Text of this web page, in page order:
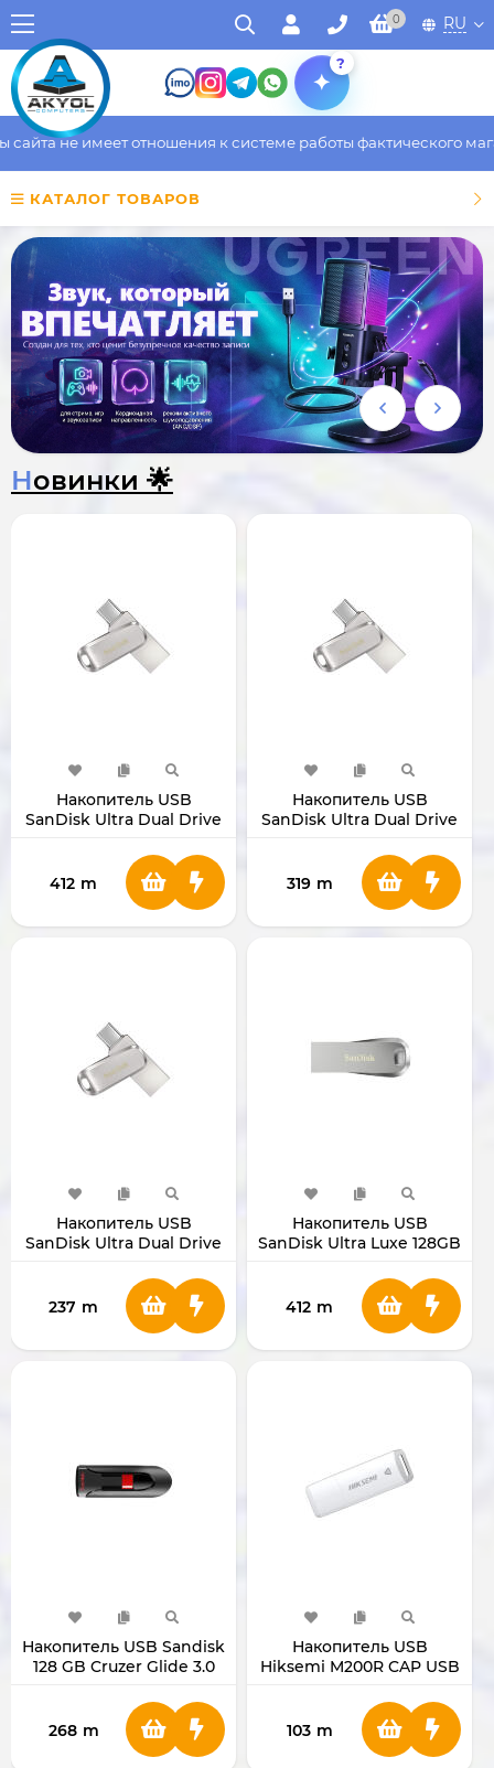
0 RU
?
отношения к системе работы фактического магазина.
КАТАЛОГ ТОВАРОВ
Новинки 🌟
Накопитель USB
SanDisk Ultra Dual Drive
412 m
Накопитель USB
SanDisk Ultra Dual Drive
319 m
Накопитель USB
SanDisk Ultra Dual Drive
237 m
Накопитель USB
SanDisk Ultra Luxe 128GB
412 m
Накопитель USB Sandisk
128 GB Cruzer Glide 3.0
268 m
Накопитель USB
Hiksemi M200R CAP USB
103 m